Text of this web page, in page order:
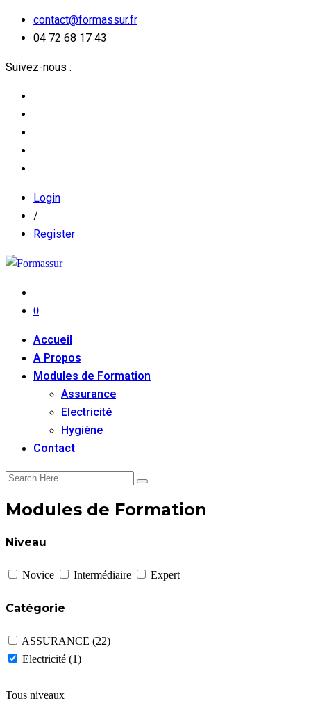
contact@formassur.fr
04 72 68 17 43
Suivez-nous :
Login
/
Register
0
Accueil
A Propos
Modules de Formation
Assurance
Electricité
Hygiène
Contact
Modules de Formation
Niveau
Novice Intermédiaire Expert
Catégorie
ASSURANCE (22)
Electricité (1)
Tous niveaux